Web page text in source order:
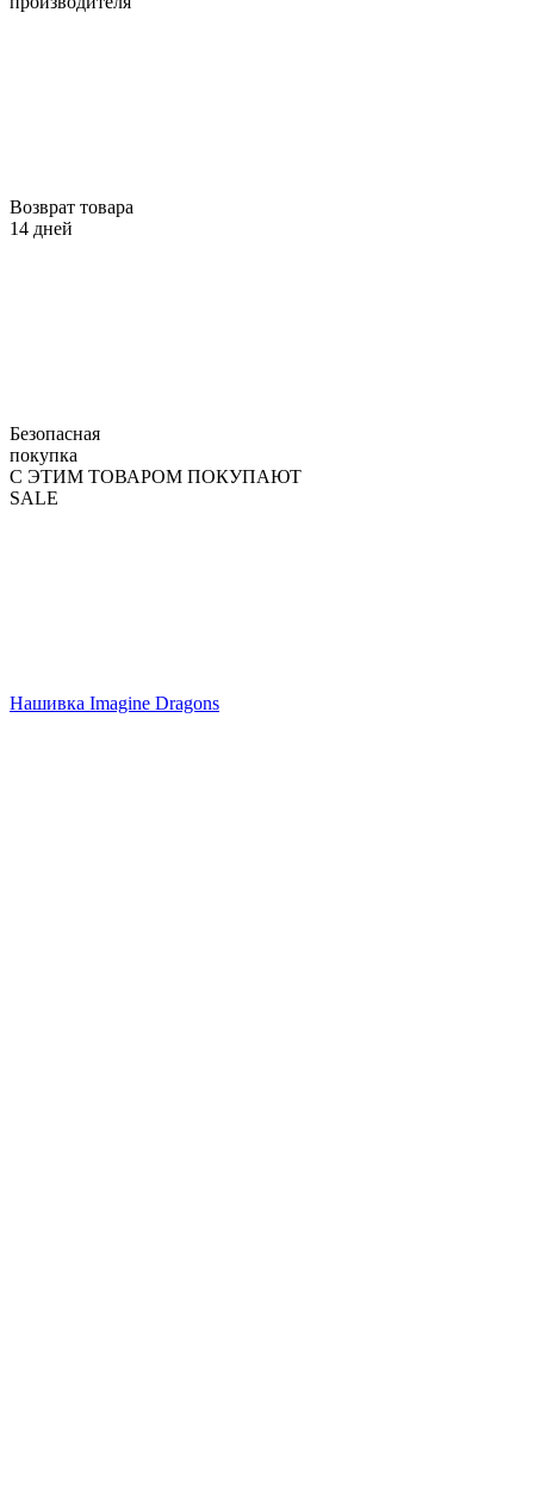
Возврат товара
14 дней
Безопасная
покупка
С ЭТИМ ТОВАРОМ ПОКУПАЮТ
SALE
Нашивка Imagine Dragons